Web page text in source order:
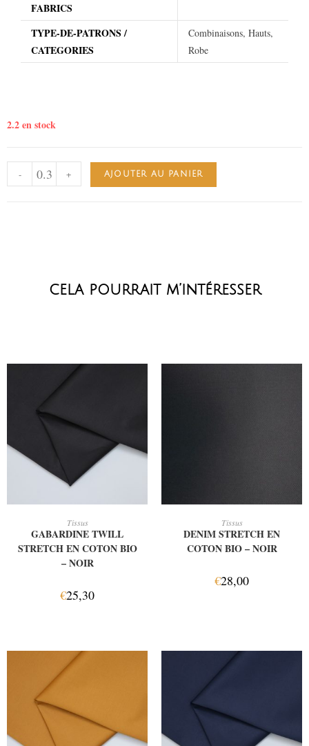
FABRICS
TYPE-DE-PATRONS /
CATEGORIES
Combinaisons, Hauts,
Robe
2.2 en stock
- + AJOUTER AU PANIER
cela pourrait m’intéresser
Tissus
GABARDINE TWILL
STRETCH EN COTON BIO
– NOIR
€25,30
Tissus
DENIM STRETCH EN
COTON BIO – NOIR
€28,00